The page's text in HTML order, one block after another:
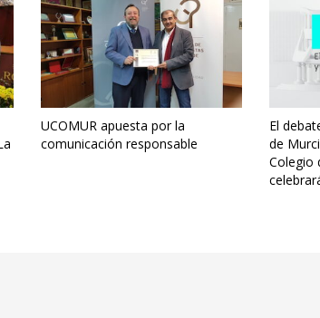
UCOMUR apuesta por la
comunicación responsable
El
de
Colegio